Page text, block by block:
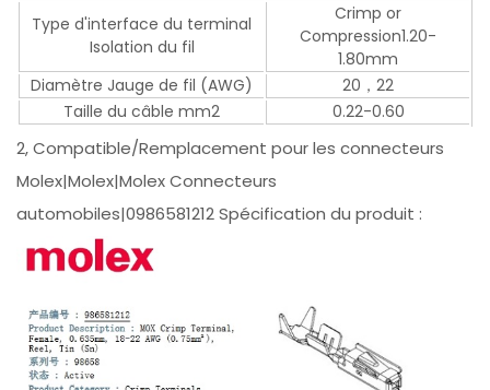
Type d'interface du terminal
Isolation du fil
Crimp or
Compression1.20-
1.80mm
Diamètre Jauge de fil (AWG)
20，22
Taille du câble mm2
0.22-0.60
2, Compatible/Remplacement pour les connecteurs
Molex|Molex|Molex Connecteurs
automobiles|0986581212 Spécification du produit :